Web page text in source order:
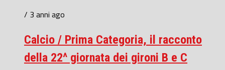
/ 3 anni ago
Calcio / Prima Categoria, il racconto
della 22^ giornata dei gironi B e C